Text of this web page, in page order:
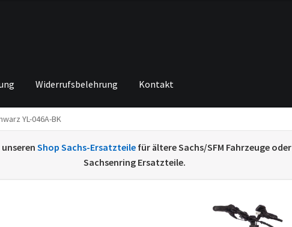
Widerrufsbelehrung Kontakt
vonEchtheit von Bewertungen
Widerrufsbelehrung Zahlungsarten
YL-046A-BK
Shop Sachs-Ersatzteilefür ältere Sachs/SFM Fahrzeuge oder
Sachsenring Ersatzteile.